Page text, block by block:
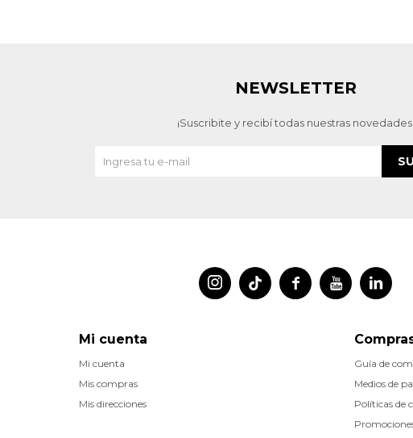
 
 
Guía de
Medios de
Políticas de
Mi cuenta
Mi cuenta
Mis compras
Mis direcciones
NEWSLETTER
¡Suscribite y recibí todas nuestras novedades!